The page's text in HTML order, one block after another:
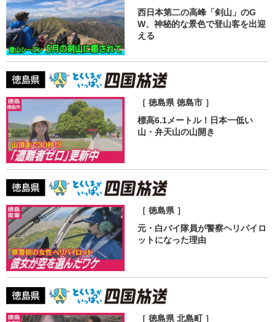
西日本第二の高峰「剣山」のG
W、神秘的な景色で登山客を出迎
える
［ 徳島県 徳島市 ］
標高6.1メートル！日本一低い
山・弁天山の山開き
［ 徳島県 ］
元・白バイ隊員が警察ヘリパイロ
ットになった理由
［ 徳島県 北島町 ］